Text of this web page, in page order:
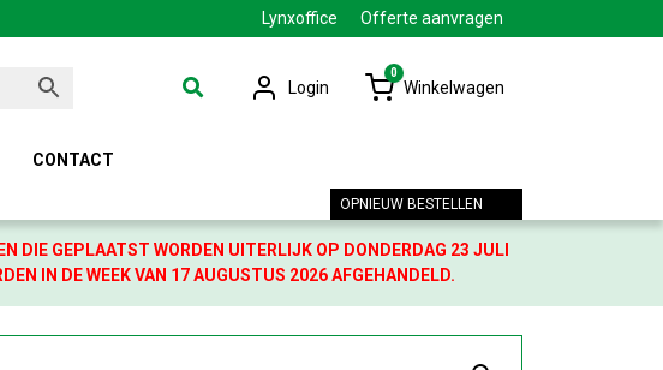
Lynxoffice Offerte aanvragen
Login
0
Winkelwagen
CONTACT
OPNIEUW BESTELLEN
DIE GEPLAATST WORDEN UITERLIJK OP DONDERDAG 23 JULI
IN DE WEEK VAN 17 AUGUSTUS 2026 AFGEHANDELD.